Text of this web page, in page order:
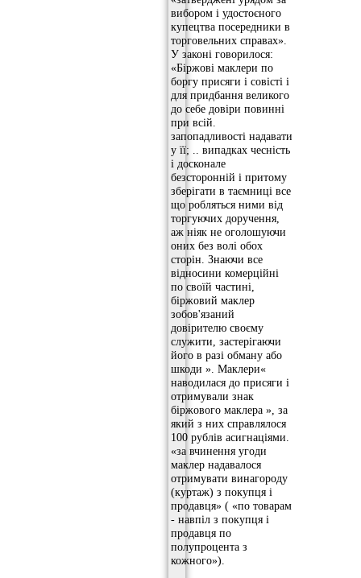
вибором і удостоєного
купецтва посередники в
торговельних справах».
У законі говорилося:
«Біржові маклери по
боргу присяги і совісті і
для придбання великого
до себе довіри повинні
при всій.
запопадливості надавати
у її; .. випадках чесність
і досконале
безсторонній і притому
зберігати в таємниці все
що робляться ними від
торгуючих доручення,
аж ніяк не оголошуючи
оних без волі обох
сторін. Знаючи все
відносини комерційні
по своїй частині,
біржовий маклер
зобов'язаний
довірителю своєму
служити, застерігаючи
його в разі обману або
шкоди ». Маклери«
наводилася до присяги і
отримували знак
біржового маклера », за
який з них справлялося
100 рублів асигнаціями.
«за вчинення угоди
маклер надавалося
отримувати винагороду
(куртаж) з покупця і
продавця» ( «по товарам
- навпіл з покупця і
продавця по
полупроцента з
кожного»).